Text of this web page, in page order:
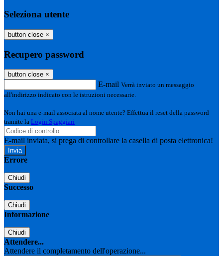
Seleziona utente
button close ×
Recupero password
button close ×
E-mail Verrà inviato un messaggio
all'indirizzo indicato con le istruzioni necessarie.
Non hai una e-mail associata al nome utente? Effettua il reset della password
tramite la Login Spaggiari
E-mail inviata, si prega di controllare la casella di posta elettronica!
Errore
Chiudi
Successo
Chiudi
Informazione
Chiudi
Attendere...
Attendere il completamento dell'operazione...